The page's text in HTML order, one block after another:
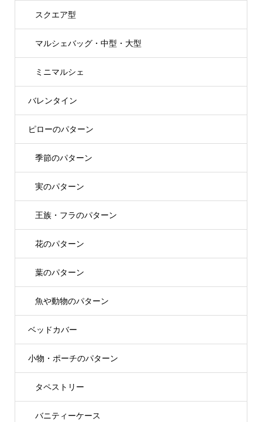
スクエア型
マルシェバッグ・中型・大型
ミニマルシェ
バレンタイン
ピローのパターン
季節のパターン
実のパターン
王族・フラのパターン
花のパターン
葉のパターン
魚や動物のパターン
ベッドカバー
小物・ポーチのパターン
タペストリー
バニティーケース